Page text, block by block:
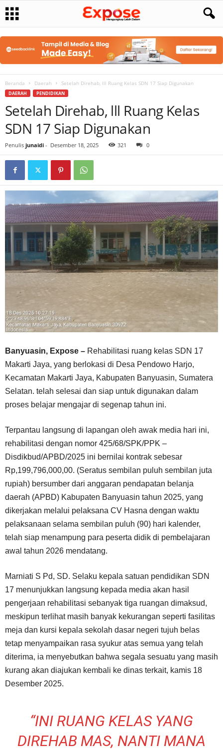
Beranda Daerah Setelah Direhab, lll Ruang Kelas SDN 17 Siap Digunakan
DAERAH PENDIDIKAN
Setelah Direhab, lll Ruang Kelas
SDN 17 Siap Digunakan
Penulis junaidi - Desember 18, 2025 321 0
Banyuasin, Expose – Rehabilitasi ruang kelas SDN 17
Makarti Jaya, yang berlokasi di Desa Pendowo Harjo,
Kecamatan Makarti Jaya, Kabupaten Banyuasin, Sumatera
Selatan. telah selesai dan siap untuk digunakan dalam
proses belajar mengajar di segenap tahun ini.
Terpantau langsung di lapangan oleh awak media hari ini,
rehabilitasi dengan nomor 425/68/SPK/PPK –
Disdikbud/APBD/2025 ini bernilai kontrak sebesar
Rp,199,796,000,00. (Seratus sembilan puluh sembilan juta
rupiah) bersumber dari anggaran pendapatan belanja
daerah (APBD) Kabupaten Banyuasin tahun 2025, yang
dikerjakan melalui pelaksana CV Hasna dengan waktu
pelaksanaan selama sembilan puluh (90) hari kalender,
telah siap menampung para peserta didik di pembelajaran
awal tahun 2026 mendatang.
Marniati S Pd, SD. Selaku kepala satuan pendidikan SDN
17 menunjukkan langsung kepada media akan hasil
pengerjaan rehabilitasi sebanyak tiga ruangan dimaksud,
meskipun terlihat masih banyak kekurangan seperti fasilitas
meja dan kursi kepala sekolah dasar negeri tujuh belas
tetap menyampaikan rasa syukur atas semua yang telah
diterima, ia menyebutkan bahwa segala sesuatu yang masih
kurang akan diajukan kembali ke dinas terkait, kamis 18
Desember 2025.
“INI RUANG KELAS YANG
DIREHAB MAS, NANTI MANA